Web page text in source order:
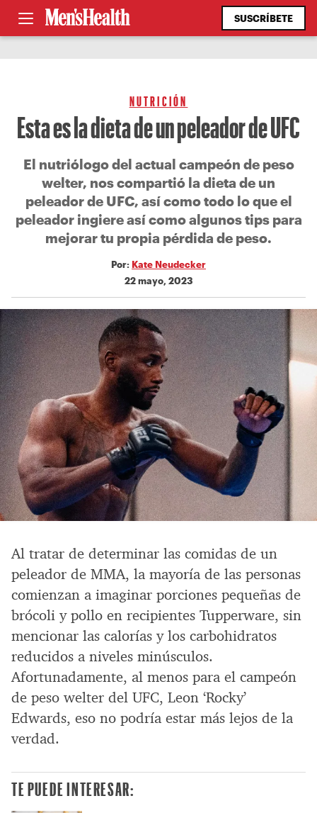
SUSCRÍBETE
NUTRICIÓN
Esta es la dieta de un peleador de UFC
El nutriólogo del actual campeón de peso
welter, nos compartió la dieta de un
peleador de UFC, así como todo lo que el
peleador ingiere así como algunos tips para
mejorar tu propia pérdida de peso.
Por: Kate Neudecker
22 mayo, 2023
Al tratar de determinar las comidas de un
peleador de MMA, la mayoría de las personas
comienzan a imaginar porciones pequeñas de
brócoli y pollo en recipientes Tupperware, sin
mencionar las calorías y los carbohidratos
reducidos a niveles minúsculos.
Afortunadamente, al menos para el campeón
de peso welter del UFC, Leon ‘Rocky’
Edwards, eso no podría estar más lejos de la
verdad.
TE PUEDE INTERESAR: